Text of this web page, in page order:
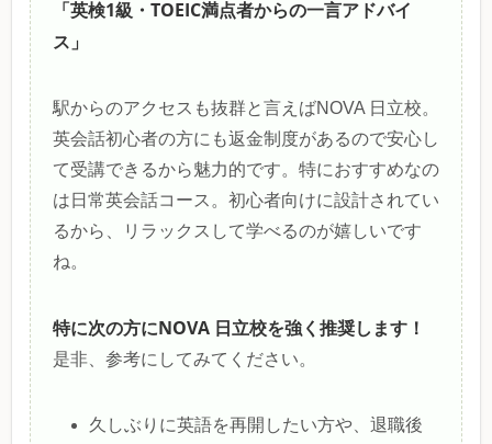
「英検1級・TOEIC満点者からの一言アドバイ
ス」
駅からのアクセスも抜群と言えばNOVA 日立校。
英会話初心者の方にも返金制度があるので安心し
て受講できるから魅力的です。特におすすめなの
は日常英会話コース。初心者向けに設計されてい
るから、リラックスして学べるのが嬉しいです
ね。
特に次の方にNOVA 日立校を強く推奨します！
是非、参考にしてみてください。
久しぶりに英語を再開したい方や、退職後